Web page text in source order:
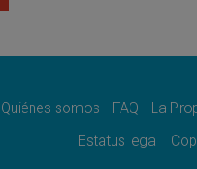
06.08.2026
06.08.2026
«Hoy nos
Quiénes somos FAQ La
Estatus legal